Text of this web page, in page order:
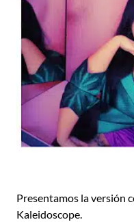
Presentamos la versión
Kaleidoscope.